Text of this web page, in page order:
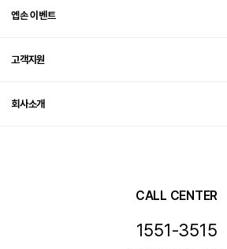
엡손 이벤트
고객지원
회사소개
CALL CENTER
1551-3515